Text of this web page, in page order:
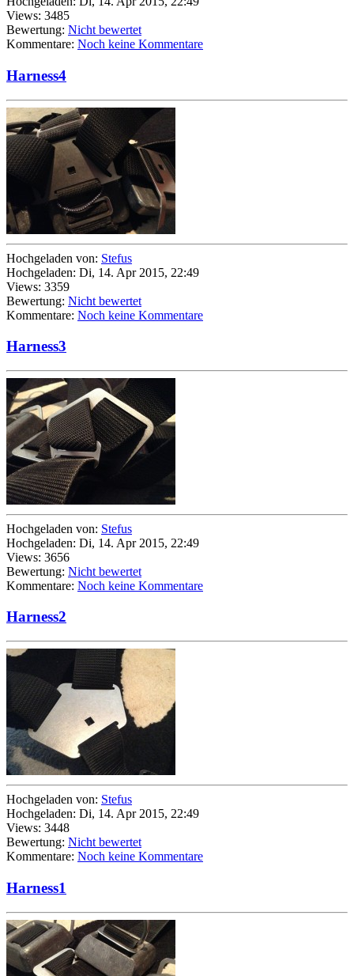
Views: 3485
Bewertung: Nicht bewertet
Kommentare: Noch keine Kommentare
Harness4
Hochgeladen von: Stefus
Hochgeladen: Di, 14. Apr 2015, 22:49
Views: 3359
Bewertung: Nicht bewertet
Kommentare: Noch keine Kommentare
Harness3
Hochgeladen von: Stefus
Hochgeladen: Di, 14. Apr 2015, 22:49
Views: 3656
Bewertung: Nicht bewertet
Kommentare: Noch keine Kommentare
Harness2
Hochgeladen von: Stefus
Hochgeladen: Di, 14. Apr 2015, 22:49
Views: 3448
Bewertung: Nicht bewertet
Kommentare: Noch keine Kommentare
Harness1